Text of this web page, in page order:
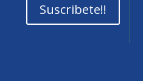
Suscribete!!